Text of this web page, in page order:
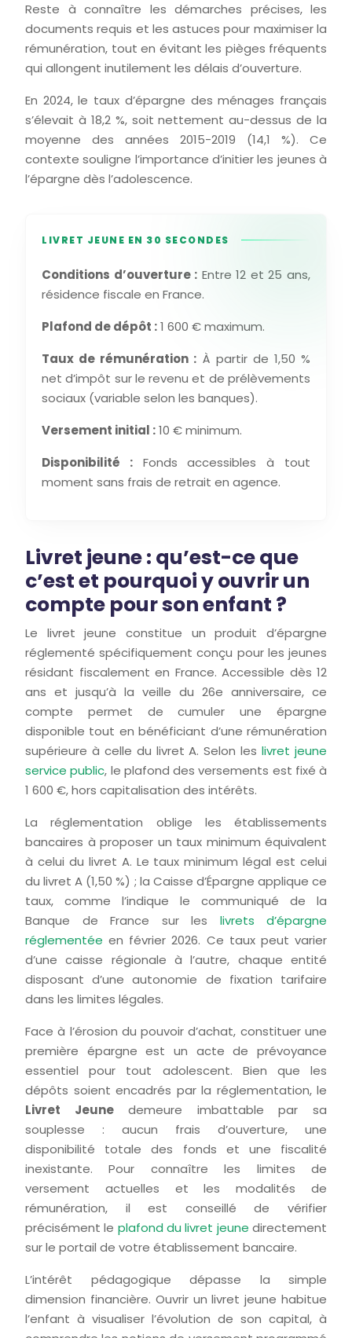
Reste à connaître les démarches précises, les
documents requis et les astuces pour maximiser la
rémunération, tout en évitant les pièges fréquents
qui allongent inutilement les délais d’ouverture.
En 2024, le taux d’épargne des ménages français
s’élevait à 18,2 %, soit nettement au-dessus de la
moyenne des années 2015-2019 (14,1 %). Ce
contexte souligne l’importance d’initier les jeunes à
l’épargne dès l’adolescence.
LIVRET JEUNE EN 30 SECONDES
Conditions d’ouverture : Entre 12 et 25 ans,
résidence fiscale en France.
Plafond de dépôt :1 600 € maximum.
Taux de rémunération : À partir de 1,50 %
net d’impôt sur le revenu et de prélèvements
sociaux (variable selon les banques).
Versement initial :10 € minimum.
Disponibilité :Fonds accessibles à tout
moment sans frais de retrait en agence.
Livret jeune : qu’est-ce que
c’est et pourquoi y ouvrir un
compte pour son enfant ?
Le livret jeune constitue un produit d’épargne
réglementé spécifiquement conçu pour les jeunes
résidant fiscalement en France. Accessible dès 12
ans et jusqu’à la veille du 26e anniversaire, ce
compte permet de cumuler une épargne
disponible tout en bénéficiant d’une rémunération
supérieure à celle du livret A. Selon leslivret jeune
service public, le plafond des versements est fixé à
1 600 €, hors capitalisation des intérêts.
La réglementation oblige les établissements
bancaires à proposer un taux minimum équivalent
à celui du livret A. Le taux minimum légal est celui
du livret A (1,50 %) ; la Caisse d’Épargne applique ce
taux, comme l’indique le communiqué de la
Banque de France sur les livrets d’épargne
réglementée en février 2026. Ce taux peut varier
d’une caisse régionale à l’autre, chaque entité
disposant d’une autonomie de fixation tarifaire
dans les limites légales.
Face à l’érosion du pouvoir d’achat, constituer une
première épargne est un acte de prévoyance
essentiel pour tout adolescent. Bien que les
dépôts soient encadrés par la réglementation, le
Livret Jeunedemeure imbattable par sa
souplesse : aucun frais d’ouverture, une
disponibilité totale des fonds et une fiscalité
inexistante. Pour connaître les limites de
versement actuelles et les modalités de
rémunération, il est conseillé de vérifier
précisément le plafond du livret jeune directement
sur le portail de votre établissement bancaire.
L’intérêt pédagogique dépasse la simple
dimension financière. Ouvrir un livret jeune habitue
l’enfant à visualiser l’évolution de son capital, à